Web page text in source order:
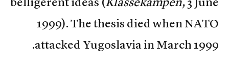
1999). The thesis died when NATO
attacked Yugoslavia in March 1999.